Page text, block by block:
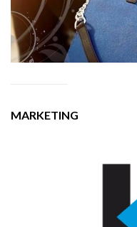
MARKETING